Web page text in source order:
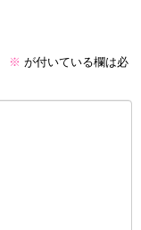
※ が付いている欄は必